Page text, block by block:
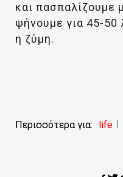
και πασπαλίζουμε
ψήνουμε για 45-50
η ζύμη.
Περισσότερα για: life